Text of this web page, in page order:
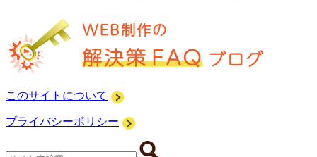
このサイトについて
プライバシーポリシー